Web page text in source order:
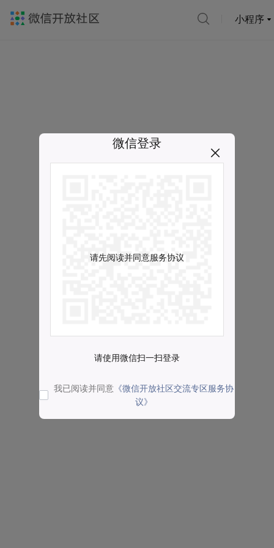
小程序
微信登录
请先阅读并同意服务协议
请使用微信扫一扫登录
我已阅读并同意 《微信开放社区交流专区服务协
议》